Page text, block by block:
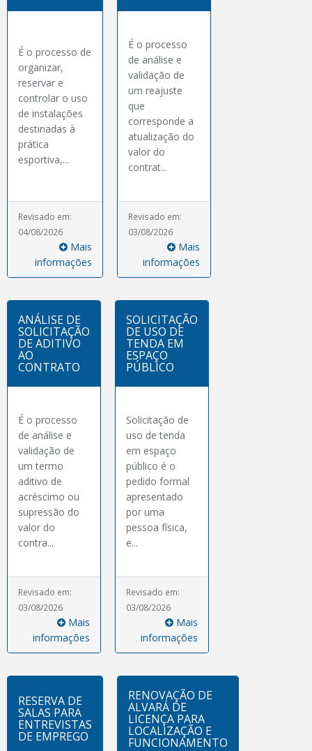
É o processo de
organizar,
reservar e
controlar o uso
de instalações
destinadas à
prática
esportiva,...
Revisado em:
04/08/2026
Mais
informações
É o processo
de análise e
validação de
um reajuste
que
corresponde a
atualização do
valor do
contrat...
Revisado em:
03/08/2026
Mais
informações
ANÁLISE DE
SOLICITAÇÃO
DE ADITIVO
AO
CONTRATO
É o processo
de análise e
validação de
um termo
aditivo de
acréscimo ou
supressão do
valor do
contra...
Revisado em:
03/08/2026
Mais
informações
SOLICITAÇÃO
DE USO DE
TENDA EM
ESPAÇO
PÚBLICO
Solicitação de
uso de tenda
em espaço
público é o
pedido formal
apresentado
por uma
pessoa física,
e...
Revisado em:
03/08/2026
Mais
informações
RESERVA DE
SALAS PARA
ENTREVISTAS
DE EMPREGO
RENOVAÇÃO DE
ALVARÁ DE
LICENÇA PARA
LOCALIZAÇÃO E
FUNCIONAMENTO